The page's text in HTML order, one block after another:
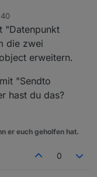
mit allen wichtigen
string, SmartName
nur einen
"Datenpunkt
die zwei
erweitern.
"Sendto
hast du das?
er euch geholfen hat.
0